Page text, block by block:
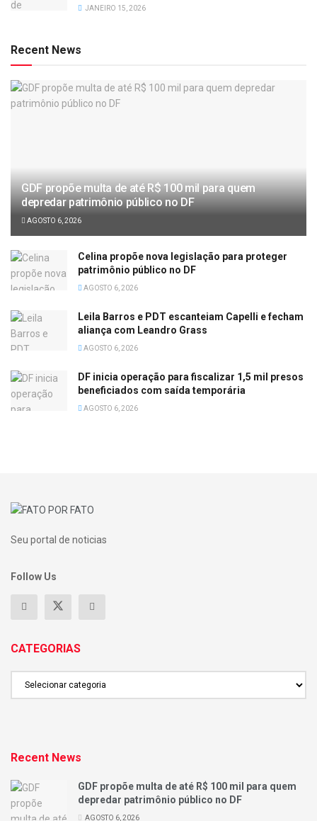
JANEIRO 15, 2026
Recent News
GDF propõe multa de até R$ 100 mil para quem
depredar patrimônio público no DF
AGOSTO 6, 2026
Celina propõe nova legislação para proteger
patrimônio público no DF
AGOSTO 6, 2026
Leila Barros e PDT escanteiam Capelli e fecham
aliança com Leandro Grass
AGOSTO 6, 2026
DF inicia operação para fiscalizar 1,5 mil presos
beneficiados com saída temporária
AGOSTO 6, 2026
Seu portal de noticias
Follow Us
CATEGORIAS
Recent News
GDF propõe multa de até R$ 100 mil para quem
depredar patrimônio público no DF
AGOSTO 6, 2026